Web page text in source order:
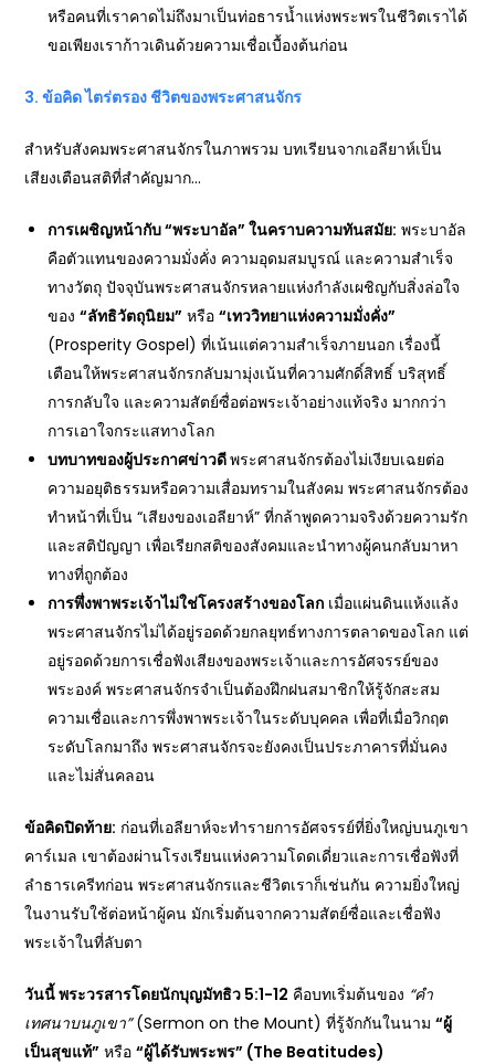
หรือคนที่เราคาดไม่ถึงมาเป็นท่อธารน้ำแห่งพระพรในชีวิตเราได้
ขอเพียงเราก้าวเดินด้วยความเชื่อเบื้องต้นก่อน
3.ข้อคิด ไตร่ตรอง ชีวิตของพระศาสนจักร
สำหรับสังคมพระศาสนจักรในภาพรวม บทเรียนจากเอลียาห์เป็น
เสียงเตือนสติที่สำคัญมาก…
การเผชิญหน้ากับ “พระบาอัล” ในคราบความทันสมัย: พระบาอัล
คือตัวแทนของความมั่งคั่ง ความอุดมสมบูรณ์ และความสำเร็จ
ทางวัตถุ ปัจจุบันพระศาสนจักรหลายแห่งกำลังเผชิญกับสิ่งล่อใจ
ของ“ลัทธิวัตถุนิยม” หรือ“เทววิทยาแห่งความมั่งคั่ง”
(Prosperity Gospel) ที่เน้นแต่ความสำเร็จภายนอก เรื่องนี้
เตือนให้พระศาสนจักรกลับมามุ่งเน้นที่ความศักดิ์สิทธิ์ บริสุทธิ์
การกลับใจ และความสัตย์ซื่อต่อพระเจ้าอย่างแท้จริง มากกว่า
การเอาใจกระแสทางโลก
บทบาทของผู้ประกาศข่าวดีพระศาสนจักรต้องไม่เงียบเฉยต่อ
ความอยุติธรรมหรือความเสื่อมทรามในสังคม พระศาสนจักรต้อง
ทำหน้าที่เป็น “เสียงของเอลียาห์” ที่กล้าพูดความจริงด้วยความรัก
และสติปัญญา เพื่อเรียกสติของสังคมและนำทางผู้คนกลับมาหา
ทางที่ถูกต้อง
การพึ่งพาพระเจ้าไม่ใช่โครงสร้างของโลก เมื่อแผ่นดินแห้งแล้ง
พระศาสนจักรไม่ได้อยู่รอดด้วยกลยุทธ์ทางการตลาดของโลก แต่
อยู่รอดด้วยการเชื่อฟังเสียงของพระเจ้าและการอัศจรรย์ของ
พระองค์ พระศาสนจักรจำเป็นต้องฝึกฝนสมาชิกให้รู้จักสะสม
ความเชื่อและการพึ่งพาพระเจ้าในระดับบุคคล เพื่อที่เมื่อวิกฤต
ระดับโลกมาถึง พระศาสนจักรจะยังคงเป็นประภาคารที่มั่นคง
และไม่สั่นคลอน
ข้อคิดปิดท้าย: ก่อนที่เอลียาห์จะทำรายการอัศจรรย์ที่ยิ่งใหญ่บนภูเขา
คาร์เมล เขาต้องผ่านโรงเรียนแห่งความโดดเดี่ยวและการเชื่อฟังที่
ลำธารเครีทก่อน พระศาสนจักรและชีวิตเราก็เช่นกัน ความยิ่งใหญ่
ในงานรับใช้ต่อหน้าผู้คน มักเริ่มต้นจากความสัตย์ซื่อและเชื่อฟัง
พระเจ้าในที่ลับตา
วันนี้ พระวรสารโดยนักบุญมัทธิว 5:1-12 คือบทเริ่มต้นของ “คำ
เทศนาบนภูเขา”(Sermon on the Mount) ที่รู้จักกันในนาม“ผู้
เป็นสุขแท้” หรือ“ผู้ได้รับพระพร” (The Beatitudes)